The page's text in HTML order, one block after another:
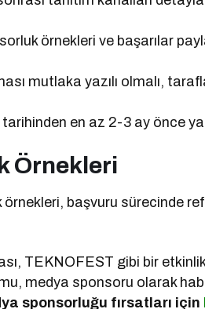
örnekleri ve başarılar
mutlaka yazılı olmalı,
en az 2-3 ay önce
Örnekleri
başvuru sürecinde
TEKNOFEST gibi bir
medya sponsoru olarak
sponsorluğu fırsatları için